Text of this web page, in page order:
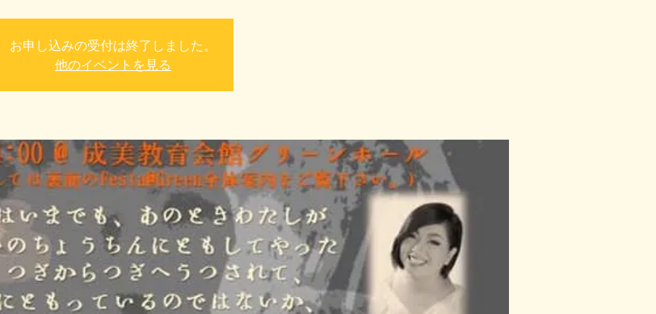
お申し込みの受付は終了しました。
他のイベントを見る